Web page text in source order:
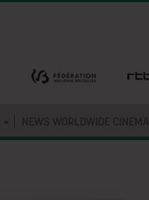
NEWS WORLDWIDE CINEMA